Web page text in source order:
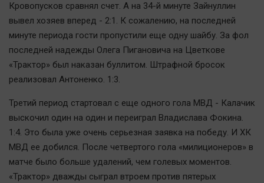
Качество жизни
Народная журналистика
Наука
Отдых
Персона
Последняя инстанция
Светская жизнь
Кровопусков сравнял счет. А на 34-й минуте Зайнуллин
вывел хозяев вперед - 2:1. К сожалению, на последней
минуте периода гости пропустили еще одну шайбу. За фол
последней надежды Олега Пигановича на Цветкове
«Трактор» был наказан буллитом. Штрафной бросок
реализовал Антоненко. 1:3.
Третий период стартовал с еще одного гола МВД - Калачик
выскочил один на один и переиграл Владислава Фокина.
1:4. Это была уже очень серьезная заявка на победу. И ХК
МВД ее добился. После четвертого гола «милиционеров» в
матче было больше удалений, чем голевых моментов.
«Трактор» дважды сыграл втроем против пятерых